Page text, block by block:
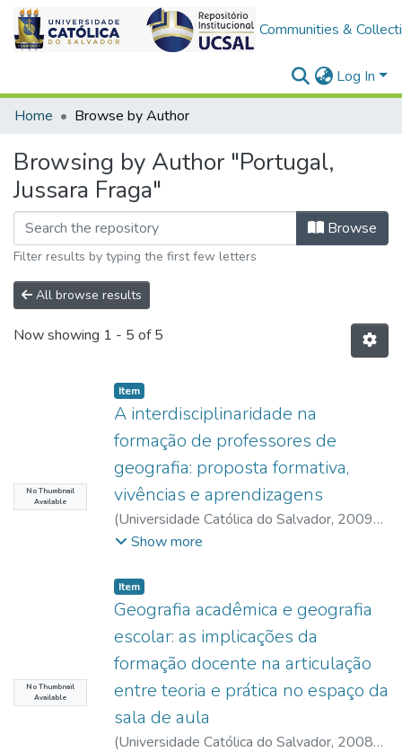
Communities &
Log In
Home
Browse by Author
Browsing by Author "Portugal,
Jussara Fraga"
Browse
Filter results by typing the first few letters
All browse results
Now showing 1 - 5 of 5
No Thumbnail
Available
Item type:
Item,
A interdisciplinaridade na
formação de professores de
geografia: proposta formativa,
vivências e aprendizagens
(Universidade Católica do Salvador, 2009-
10)Meireles, Mariana Martins de
Católica do Salvador
Show more
No Thumbnail
Available
Item type:
Item,
Geografia acadêmica e geografia
escolar: as implicações da
formação docente na articulação
entre teoria e prática no espaço da
sala de aula
(Universidade Católica do Salvador, 2008-